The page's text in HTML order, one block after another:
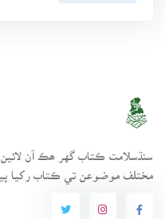
مختلف موضوعن تي ڪتاب رکيا